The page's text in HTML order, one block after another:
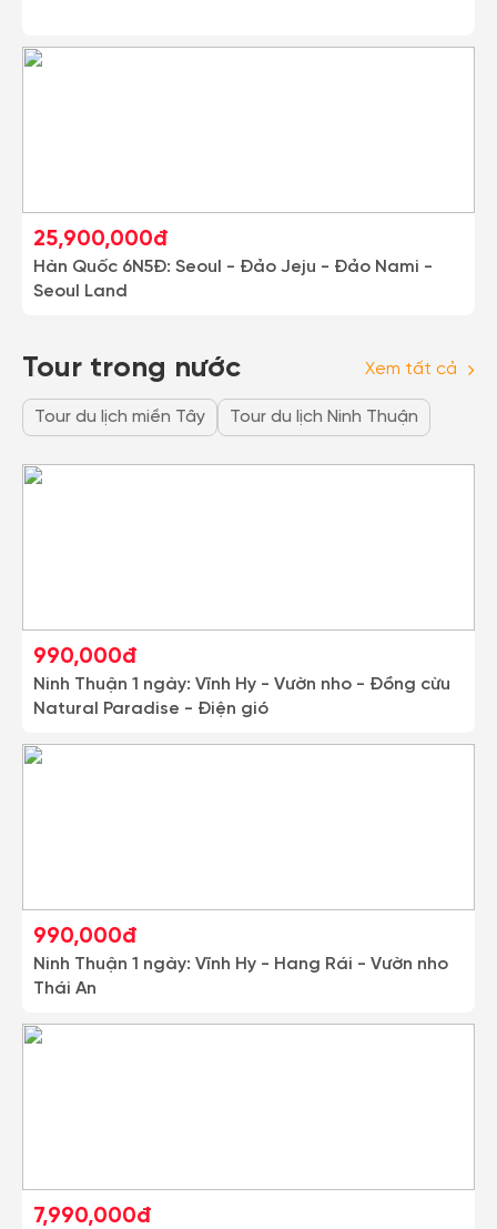
25,900,000đ
Hàn Quốc 6N5Đ: Seoul - Đảo Jeju - Đảo Nami -
Seoul Land
Tour trong nước Xem tất cả
Tour du lịch miền Tây Tour du lịch Ninh Thuận
990,000đ
Ninh Thuận 1 ngày: Vĩnh Hy - Vườn nho - Đồng cừu
Natural Paradise - Điện gió
990,000đ
Ninh Thuận 1 ngày: Vĩnh Hy - Hang Rái - Vườn nho
Thái An
7,990,000đ